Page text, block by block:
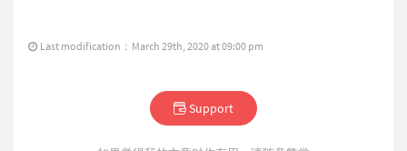
Last modification：March 29th, 2020 at 09:00 pm
Support